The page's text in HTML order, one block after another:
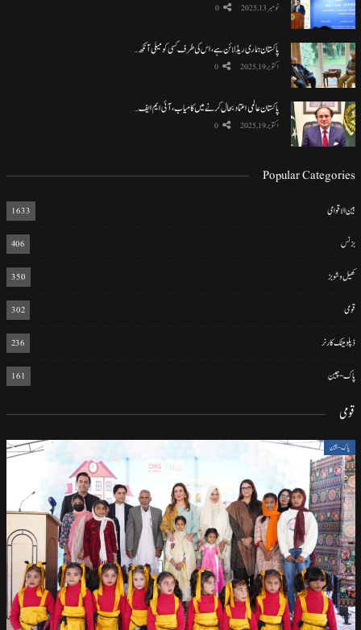
نومبر 13, 2025 0
پاکستان ہماری ریڈ لائن ہے، اس کی طرف کسی کو میلی آنکھ…
اکتوبر 19, 2025 0
پاکستان عالمی اعتماد بحال کرنے میں کامیاب، آئی ایم ایف…
اکتوبر 19, 2025 0
Popular Categories
بین الاقوامی 1633
بزنس 406
کھیل و شوبز 350
قومی 302
ڈپلومیٹک کارنر 236
پاک-چین 161
قومی
پاک-چین